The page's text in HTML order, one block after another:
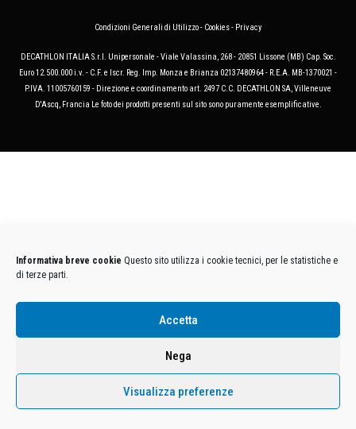
Informativa breve cookie Questo sito utilizza i cookie tecnici, per le statistiche e
di terze parti.
Accetta
Nega
Visualizza preferenze
Condizioni Generali di Utilizzo- Cookies- Privacy
DECATHLON ITALIA S.r.l. Unipersonale - Viale Valassina, 268 - 20851 Lissone (MB) Cap. Soc.
Euro 12.500.000 i.v. - C.F. e Iscr. Reg. Imp. Monza e Brianza 02137480964 - R.E.A. MB-1370021 -
P.IVA. 11005760159 - Direzione e coordinamento art. 2497 C.C. DECATHLON SA, Villeneuve
D'Ascq, Francia Le foto dei prodotti presenti sul sito sono puramente esemplificative.